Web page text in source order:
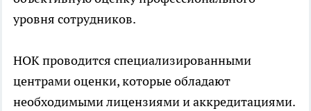
уровня сотрудников.
НОК проводится специализированными
центрами оценки, которые обладают
необходимыми лицензиями и аккредитациями.